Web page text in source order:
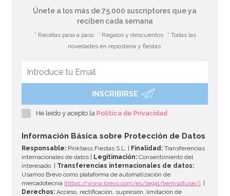
Únete a los más de 75.000 suscriptores que ya
reciben cada semana
* Recetas paso a paso * Regalos y descuentos
* Todas las
novedades en repostería y fiestas
INSCRIBIRSE
He leído y acepto laPolítica de Privacidad
Información Básica sobre Protección de Datos
Responsable: Pinkbass Fiestas S.L. | Finalidad: Transferencias
internacionales de datos | Legitimación: Consentimiento del
interesado. | Transferencias internacionales de datos:
Usamos Brevo como plataforma de automatización de
mercadotecnia(https://www.brevo.com/es/legal/termsofuse/) . |
Derechos: Acceso, rectificación, supresión, limitación de